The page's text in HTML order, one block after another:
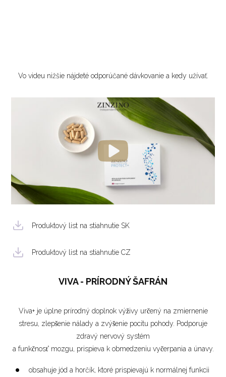
Vo videu nižšie nájdeté odporúčané dávkovanie a kedy užívať.
Produktový list na stiahnutie SK
Produktový list na stiahnutie CZ
VIVA - PRÍRODNÝ ŠAFRÁN
Viva+ je úplne prírodný doplnok výživy určený na zmiernenie
stresu, zlepšenie nálady a zvýšenie pocitu pohody. Podporuje
zdravý nervový systém
a funkčnosť mozgu, prispieva k obmedzeniu vyčerpania a únavy.
obsahuje jód a horčík, ktoré prispievajú k normálnej funkcii